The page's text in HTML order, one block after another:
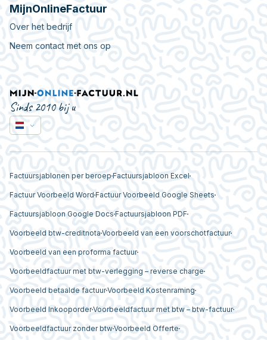
MijnOnlineFactuur
Over het bedrijf
Neem contact met ons op
Sinds 2010 bij u
Factuursjablonen per beroep Factuursjabloon Excel
Factuur Voorbeeld Word Factuur Voorbeeld Google Sheets
Factuursjabloon Google Docs Factuursjabloon PDF
Voorbeeld btw-creditnota Voorbeeld van een voorschotfactuur
Voorbeeld van een proforma factuur
Voorbeeldfactuur met btw-verlegging – reverse charge
Voorbeeld betaalde factuurVoorbeeld Kostenraming
Voorbeeld InkooporderVoorbeeldfactuur met btw – btw-factuur
Voorbeeldfactuur zonder btwVoorbeeld Offerte